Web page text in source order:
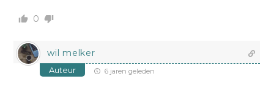
0
wil melker
Auteur 6 jaren geleden